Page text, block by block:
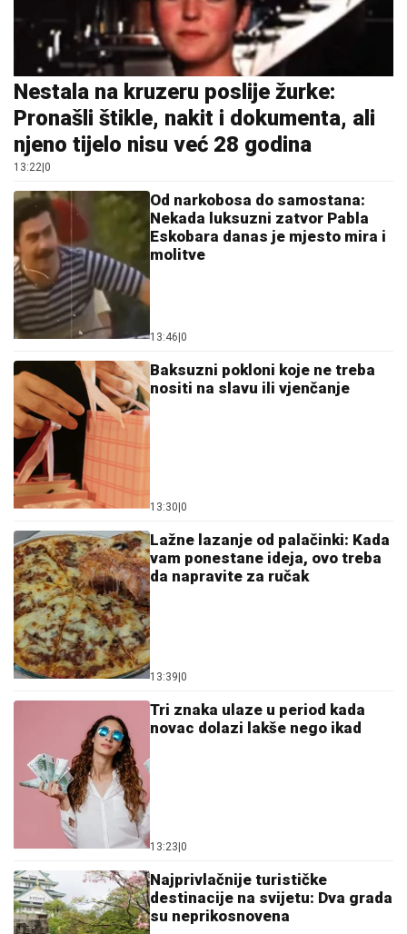
Nestala na kruzeru poslije žurke:
Pronašli štikle, nakit i dokumenta, ali
njeno tijelo nisu već 28 godina
13:22 0
Od narkobosa do samostana:
Nekada luksuzni zatvor Pabla
Eskobara danas je mjesto mira i
molitve
13:46 0
Baksuzni pokloni koje ne treba
nositi na slavu ili vjenčanje
13:30 0
Lažne lazanje od palačinki: Kada
vam ponestane ideja, ovo treba
da napravite za ručak
13:39 0
Tri znaka ulaze u period kada
novac dolazi lakše nego ikad
13:23 0
Najprivlačnije turističke
destinacije na svijetu: Dva grada
su neprikosnovena